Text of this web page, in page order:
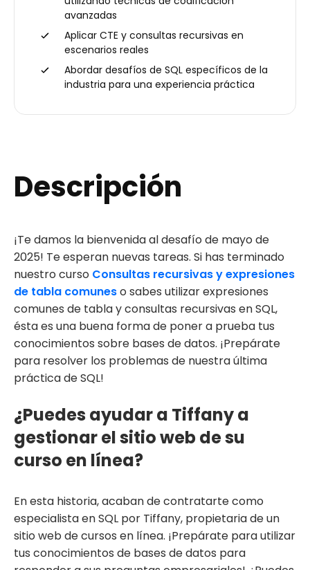
avanzadas
Aplicar CTE y consultas recursivas en
escenarios reales
Abordar desafíos de SQL específicos de la
industria para una experiencia práctica
Descripción
¡Te damos la bienvenida al desafío de mayo de
2025! Te esperan nuevas tareas. Si has terminado
nuestro curso Consultas recursivas y expresiones
de tabla comuneso sabes utilizar expresiones
comunes de tabla y consultas recursivas en SQL,
ésta es una buena forma de poner a prueba tus
conocimientos sobre bases de datos. ¡Prepárate
para resolver los problemas de nuestra última
práctica de SQL!
¿Puedes ayudar a Tiffany a
gestionar el sitio web de su
curso en línea?
En esta historia, acaban de contratarte como
especialista en SQL por Tiffany, propietaria de un
sitio web de cursos en línea. ¡Prepárate para utilizar
tus conocimientos de bases de datos para